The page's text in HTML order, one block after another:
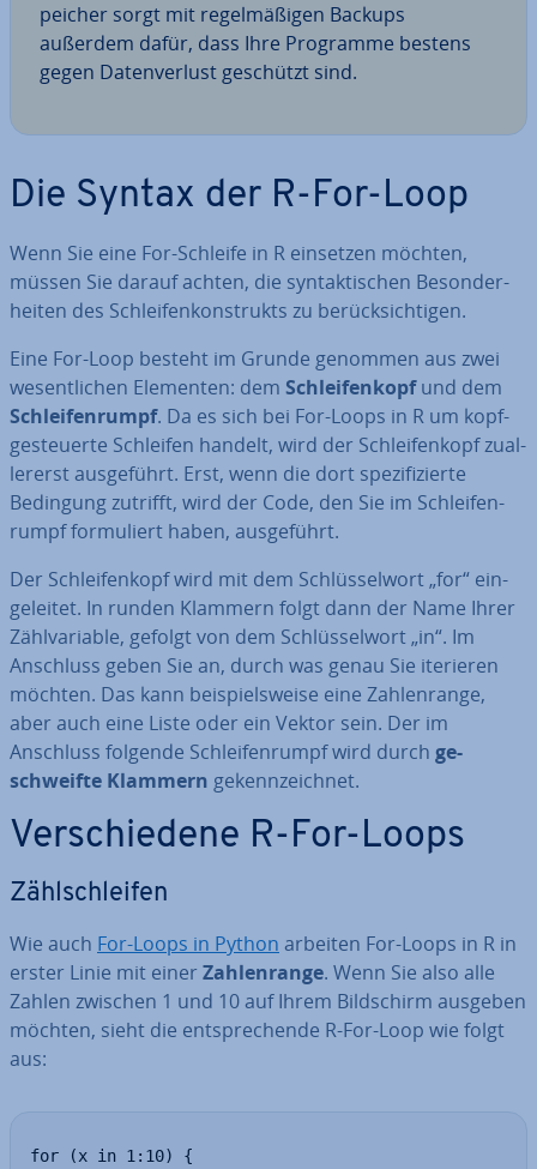
pei­cher sorgt mit re­gel­mä­ßi­gen Backups
außerdem dafür, dass Ihre Programme bestens
gegen Da­ten­ver­lust geschützt sind.
Die Syntax der R-For-Loop
Wenn Sie eine For-Schleife in R einsetzen möchten,
müssen Sie darauf achten, die syn­tak­ti­schen Be­son­der­
hei­ten des Schlei­fen­kon­strukts zu be­rück­sich­ti­gen.
Eine For-Loop besteht im Grunde genommen aus zwei
we­sent­li­chen Elementen: dem Schlei­fen­kopfund dem
Schlei­fen­rumpf. Da es sich bei For-Loops in R um kopf­
ge­steu­er­te Schleifen handelt, wird der Schlei­fen­kopf zu­al­
ler­erst aus­ge­führt. Erst, wenn die dort spe­zi­fi­zier­te
Bedingung zutrifft, wird der Code, den Sie im Schlei­fen­
rumpf for­mu­liert haben, aus­ge­führt.
Der Schlei­fen­kopf wird mit dem Schlüs­sel­wort „for“ ein­
ge­lei­tet. In runden Klammern folgt dann der Name Ihrer
Zähl­va­ria­ble, gefolgt von dem Schlüs­sel­wort „in“. Im
Anschluss geben Sie an, durch was genau Sie iterieren
möchten. Das kann bei­spiels­wei­se eine Zah­len­ran­ge,
aber auch eine Liste oder ein Vektor sein. Der im
Anschluss folgende Schlei­fen­rumpf wird durch ge­
schweif­te Klammern ge­kenn­zeich­net.
Ver­schie­de­ne R-For-Loops
Zähl­schlei­fen
Wie auch For-Loops in Python arbeiten For-Loops in R in
erster Linie mit einer Zah­len­ran­ge. Wenn Sie also alle
Zahlen zwischen 1 und 10 auf Ihrem Bild­schirm ausgeben
möchten, sieht die ent­spre­chen­de R-For-Loop wie folgt
aus:
for (x in 1:10) {